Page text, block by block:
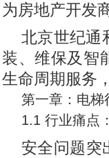
为房地产开发
北京世纪
装、维保及智
生命周期服务
第一章：电梯
1.1 行业痛点
安全问题突